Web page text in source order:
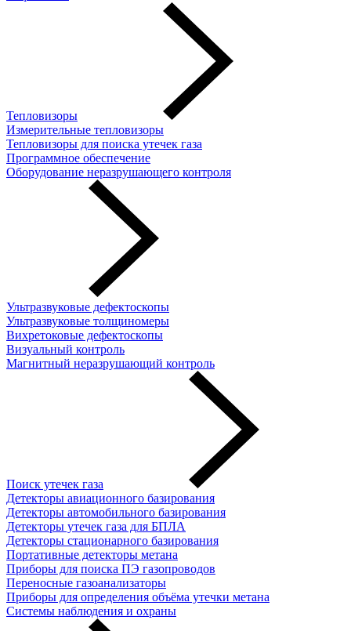
Тепловизоры
Измерительные тепловизоры
Тепловизоры для поиска утечек газа
Программное обеспечение
Оборудование неразрушающего контроля
Ультразвуковые дефектоскопы
Ультразвуковые толщиномеры
Вихретоковые дефектоскопы
Визуальный контроль
Магнитный неразрушающий контроль
Поиск утечек газа
Детекторы авиационного базирования
Детекторы автомобильного базирования
Детекторы утечек газа для БПЛА
Детекторы стационарного базирования
Портативные детекторы метана
Приборы для поиска ПЭ газопроводов
Переносные газоанализаторы
Приборы для определения объёма утечки метана
Системы наблюдения и охраны